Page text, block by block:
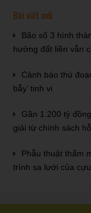
Bài viết mới
Bão số 3 hình
hưởng đất liền vẫn
Cảnh báo thủ
bẫy’ tinh vi
Gần 1.200 tỷ
giải từ chính sách
Phẫu thuật thẩm
trình sa lưới của